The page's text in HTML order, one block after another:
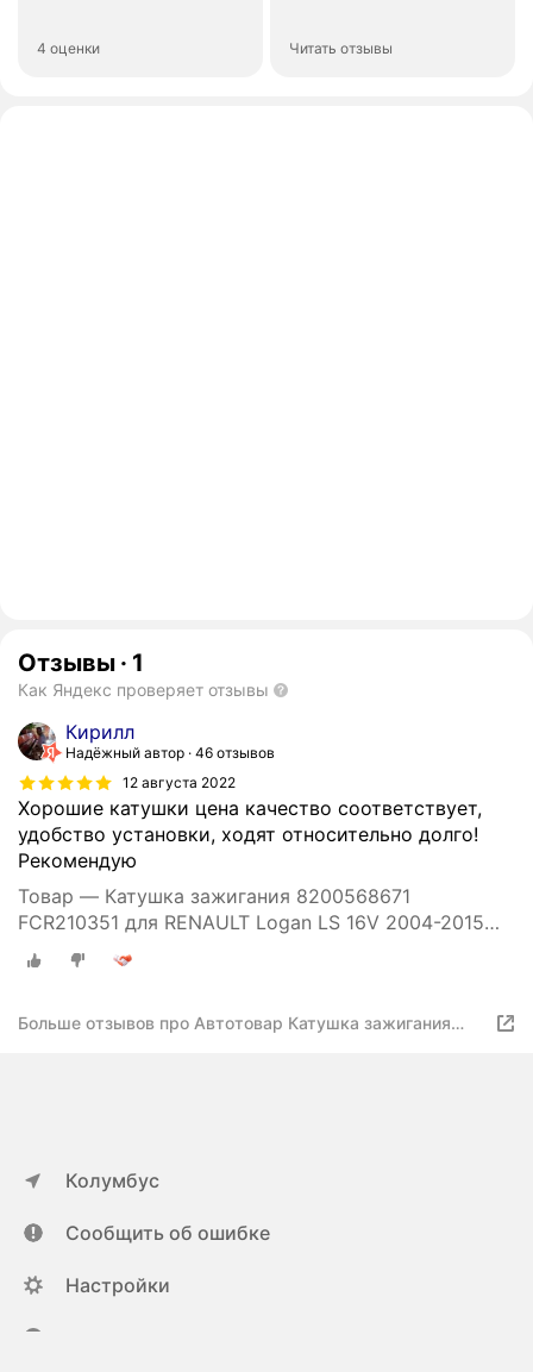
4 оценки Читать отзывы
Отзывы · 1
Как Яндекс проверяет отзывы
Кирилл
Надёжный автор 46 отзывов
12 августа 2022
Хорошие катушки цена качество соответствует,
удобство установки, ходят относительно долго!
Рекомендую
Товар — Катушка зажигания 8200568671
FCR210351 для RENAULT Logan LS 16V 2004-2015
Sandero BS0 16V 2009-2014
Больше отзывов про Автотовар Катушка зажигания
Колумбус
Сообщить об ошибке
Настройки